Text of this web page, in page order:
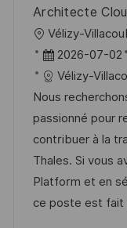
ó
n
u
b
l
c
a
c
i
ó
n
Architecte
U
b
c
a
c
i
ó
n
Vélizy-
F
e
c
h
a
d
e
p
2026-07-02
Vélizy-
Nous
passionné pour
contribuer à la
Thales. Si vous
Platform et en
ce poste est fait